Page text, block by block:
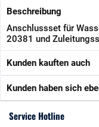
Beschreibung
Anschlussset für
20381 und
Kunden kauften auch
Kunden haben sich
Service Hotline